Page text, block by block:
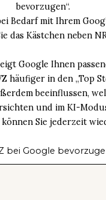
bevorzugen“.
Bedarf mit Ihrem
das Kästchen neben
Google Ihnen
häufiger in den „Top
beeinflussen,
und im KI-
Sie jederzeit
bei Google